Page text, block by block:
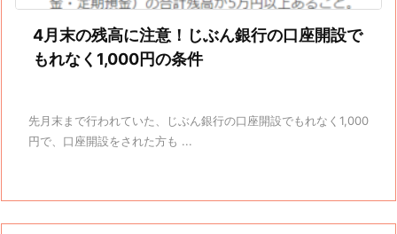
4月末の残高に注意！じぶん銀行の口座開設で
もれなく1,000円の条件
先月末まで行われていた、じぶん銀行の口座開設でもれなく1,000
円で、口座開設をされた方も ...